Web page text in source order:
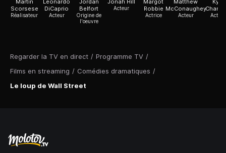
Regarder la TV en direct / Programme TV /
Films en streaming / Comédies dramatiques /
Le loup de Wall Street
Martin
Scorsese
Réalisateur
Leonardo
DiCaprio
Acteur
Jordan
Belfort
Origine de
l'oeuvre
Jonah Hill
Acteur
Margot
Robbie
Actrice
Matthew
McConaughey
Acteur
Kyle
Acteur